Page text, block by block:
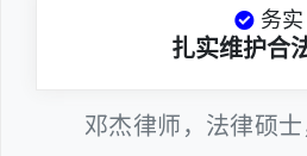
务实
扎实维护合
邓杰律师，法律硕